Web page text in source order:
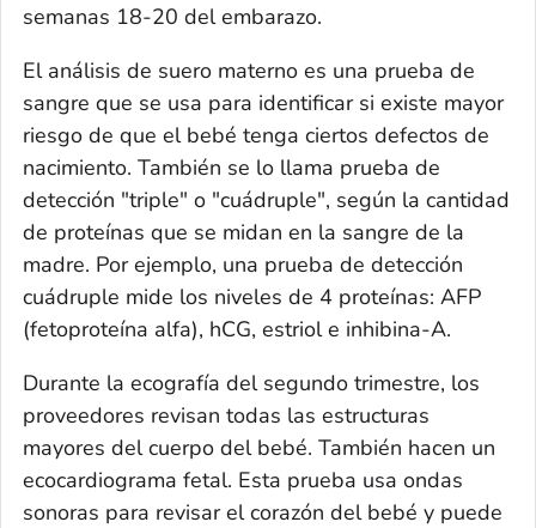
semanas 18-20 del embarazo.
El análisis de suero materno es una prueba de
sangre que se usa para identificar si existe mayor
riesgo de que el bebé tenga ciertos defectos de
nacimiento. También se lo llama prueba de
detección "triple" o "cuádruple", según la cantidad
de proteínas que se midan en la sangre de la
madre. Por ejemplo, una prueba de detección
cuádruple mide los niveles de 4 proteínas: AFP
(fetoproteína alfa), hCG, estriol e inhibina-A.
Durante la ecografía del segundo trimestre, los
proveedores revisan todas las estructuras
mayores del cuerpo del bebé. También hacen un
ecocardiograma fetal. Esta prueba usa ondas
sonoras para revisar el corazón del bebé y puede